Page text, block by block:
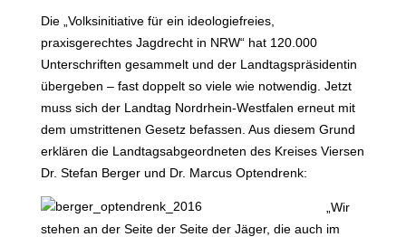
Die „Volksinitiative für ein ideologiefreies,
praxisgerechtes Jagdrecht in NRW“ hat 120.000
Unterschriften gesammelt und der Landtagspräsidentin
übergeben – fast doppelt so viele wie notwendig. Jetzt
muss sich der Landtag Nordrhein-Westfalen erneut mit
dem umstrittenen Gesetz befassen. Aus diesem Grund
erklären die Landtagsabgeordneten des Kreises Viersen
Dr. Stefan Berger und Dr. Marcus Optendrenk:
„Wir
stehen an der Seite der Seite der Jäger, die auch im